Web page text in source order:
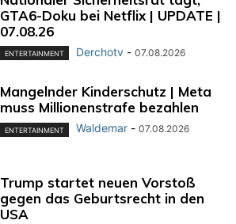
GTA6-Doku bei Netflix | UPDATE |
07.08.26
ENTERTAINMENT Derchotv - 07.08.2026
Mangelnder Kinderschutz | Meta
muss Millionenstrafe bezahlen
ENTERTAINMENT Waldemar - 07.08.2026
Trump startet neuen Vorstoß
gegen das Geburtsrecht in den
USA